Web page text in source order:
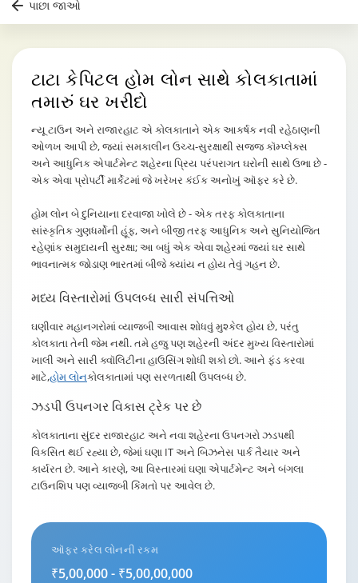
પાછા જાઓ
ટાટા કેપિટલ હોમ લોન સાથે કોલકાતામાં
તમારું ઘર ખરીદો
ન્યૂ ટાઉન અને રાજારહાટ એ કોલકાતાને એક આકર્ષક નવી રહેઠાણની
ઓળખ આપી છે, જ્યાં સમકાલીન ઉચ્ચ-સુરક્ષાથી સજ્જ કૉમ્પ્લેક્સ
અને આધુનિક એપાર્ટમેન્ટ શહેરના પ્રિય પરંપરાગત ઘરોની સાથે ઉભા છે -
એક એવા પ્રોપર્ટી માર્કેટમાં જે ખરેખર કંઈક અનોખું ઑફર કરે છે.
હોમ લોન બે દુનિયાના દરવાજા ખોલે છે - એક તરફ કોલકાતાના
સાંસ્કૃતિક ગુણધર્મોની હૂંફ, અને બીજી તરફ આધુનિક અને સુનિયોજિત
રહેણાંક સમુદાયની સુરક્ષા; આ બધું એક એવા શહેરમાં જ્યાં ઘર સાથે
ભાવનાત્મક જોડાણ ભારતમાં બીજે ક્યાંય ન હોય તેવું ગહન છે.
મધ્ય વિસ્તારોમાં ઉપલબ્ધ સારી સંપત્તિઓ
ઘણીવાર મહાનગરોમાં વ્યાજબી આવાસ શોધવું મુશ્કેલ હોય છે, પરંતુ
કોલકાતા તેની જેમ નથી. તમે હજુ પણ શહેરની અંદર મુખ્ય વિસ્તારોમાં
ખાલી અને સારી ક્વૉલિટીના હાઉસિંગ શોધી શકો છો. આને ફંડ કરવા
માટે,હોમ લોનકોલકાતામાં પણ સરળતાથી ઉપલબ્ધ છે.
ઝડપી ઉપનગર વિકાસ ટ્રેક પર છે
કોલકાતાના સુંદર રાજારહાટ અને નવા શહેરના ઉપનગરો ઝડપથી
વિકસિત થઈ રહ્યા છે, જેમાં ઘણા IT અને બિઝનેસ પાર્ક તૈયાર અને
કાર્યરત છે. આને કારણે, આ વિસ્તારમાં ઘણા એપાર્ટમેન્ટ અને બંગલા
ટાઉનશિપ પણ વ્યાજબી કિંમતો પર આવેલ છે.
ઑફર કરેલ લોનની રકમ
₹5,00,000 - ₹5,00,00,000